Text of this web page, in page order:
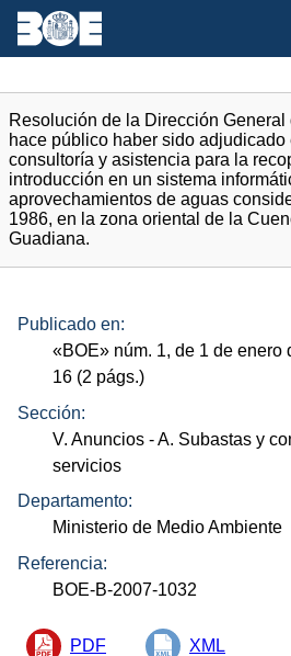
Resolución de la Dirección
hace público haber sido adjudicado
consultoría y asistencia para la
introducción en un sistema
aprovechamientos de aguas
1986, en la zona oriental de la
Guadiana.
Publicado en:
«BOE» núm. 1, de 1 de enero
16 (2 págs.)
Sección:
V. Anuncios - A. Subastas y
servicios
Departamento:
Ministerio de Medio Ambiente
Referencia:
BOE-B-2007-1032
PDF XML